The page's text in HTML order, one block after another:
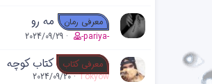
معرفی رمان مه رو
-pariya-
2024/09/29
معرفی کتاب کتاب کوچه
Tokyow
2024/09/20